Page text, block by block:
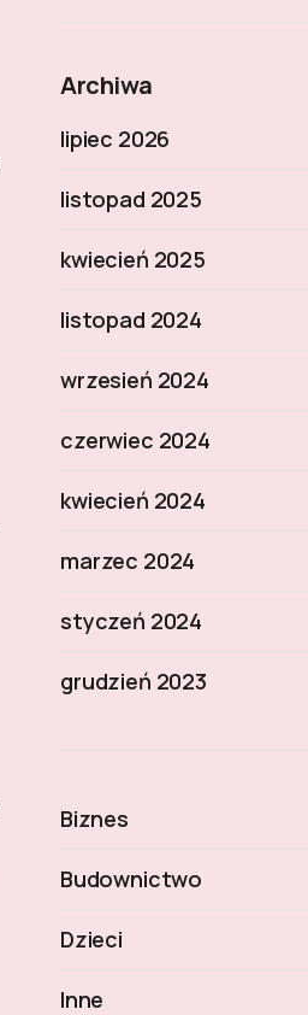
Archiwa
lipiec 2026
listopad 2025
kwiecień 2025
listopad 2024
wrzesień 2024
czerwiec 2024
kwiecień 2024
marzec 2024
styczeń 2024
grudzień 2023
Biznes
Budownictwo
Dzieci
Inne